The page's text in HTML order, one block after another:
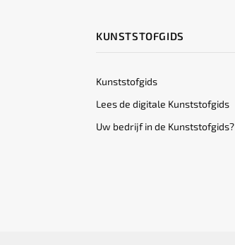
KUNSTSTOFGIDS
Kunststofgids
Lees de digitale Kunststofgids
Uw bedrijf in de Kunststofgids?